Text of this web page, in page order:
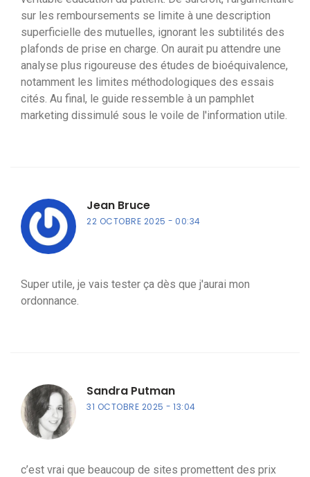
sur les remboursements se limite à une description
superficielle des mutuelles, ignorant les subtilités des
plafonds de prise en charge. On aurait pu attendre une
analyse plus rigoureuse des études de bioéquivalence,
notamment les limites méthodologiques des essais
cités. Au final, le guide ressemble à un pamphlet
marketing dissimulé sous le voile de l'information utile.
Jean Bruce
22 OCTOBRE 2025 00:34
Super utile, je vais tester ça dès que j'aurai mon
ordonnance.
Sandra Putman
31 OCTOBRE 2025 13:04
c’est vrai que beaucoup de sites promettent des prix